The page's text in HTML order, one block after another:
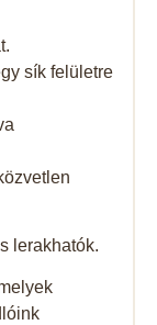
sík felületre
lerakhatók.